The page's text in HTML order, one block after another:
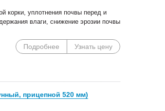
корки, уплотнения почвы перед и
влаги, снижение эрозии почвы
Подробнее Узнать цену
прицепной 520 мм)